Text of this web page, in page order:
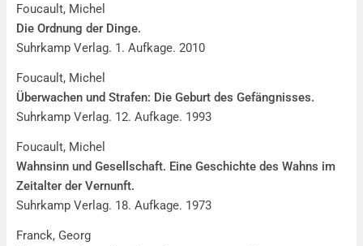
Foucault, Michel
Die Ordnung der Dinge.
Suhrkamp Verlag. 1. Aufkage. 2010
Foucault, Michel
Überwachen und Strafen: Die Geburt des Gefängnisses.
Suhrkamp Verlag. 12. Aufkage. 1993
Foucault, Michel
Wahnsinn und Gesellschaft. Eine Geschichte des Wahns im
Zeitalter der Vernunft.
Suhrkamp Verlag. 18. Aufkage. 1973
Franck, Georg